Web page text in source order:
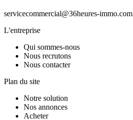
servicecommercial@36heures-immo.com
L'entreprise
Qui sommes-nous
Nous recrutons
Nous contacter
Plan du site
Notre solution
Nos annonces
Acheter